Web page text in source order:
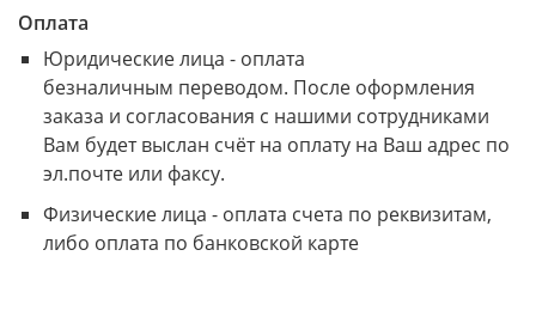
Оплата
Юридические лица - оплата
безналичным переводом. После оформления
заказа и согласования с нашими сотрудниками
Вам будет выслан счёт на оплату на Ваш адрес по
эл.почте или факсу.
Физические лица - оплата счета по реквизитам,
либо оплата по банковской карте